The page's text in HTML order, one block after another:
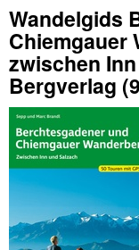
Wandelgids
Chiemgauer
zwischen
Bergverlag